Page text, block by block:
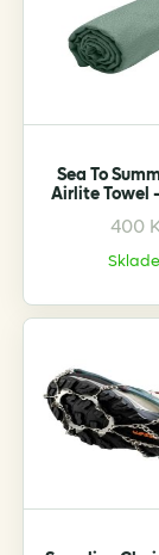
Sea To
Airlite Towel
400